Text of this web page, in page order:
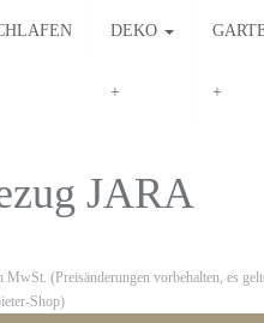
DEKO
JARA
MwSt. (Preisänderungen vorbehalten, es
Shop)